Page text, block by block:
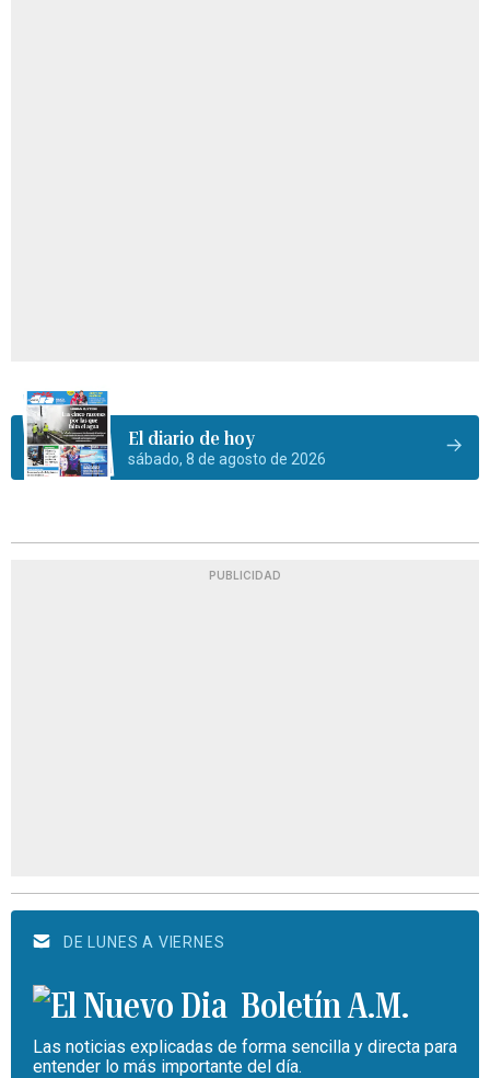
El diario de hoy
sábado, 8 de agosto de 2026
PUBLICIDAD
DE LUNES A VIERNES
Boletín A.M.
Las noticias explicadas de forma sencilla y directa para
entender lo más importante del día.